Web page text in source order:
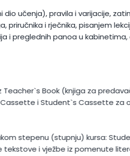
učenja), pravila i varijacije,
i rječnika, pisanjem
i preglednih panoa u kabinetima,
Book (knjiga za predavača),
i Student`s Cassette za
(stupnju) kursa: Student`s
i vježbe iz pomenute literature,